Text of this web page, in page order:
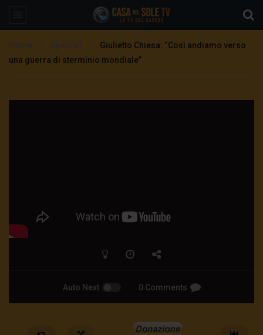
Giulietto Chiesa: “Così andiamo verso
una guerra di sterminio mondiale”
Auto Next 0 Comments